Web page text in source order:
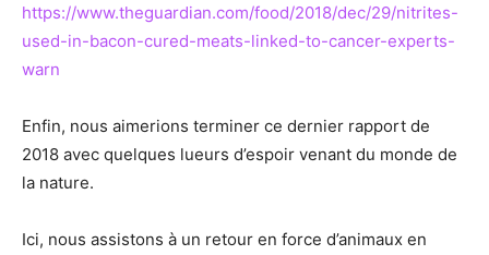
https://www.theguardian.com/food/2018/dec/29/nitrites-
used-in-bacon-cured-meats-linked-to-cancer-experts-
warn
Enfin, nous aimerions terminer ce dernier rapport de
2018 avec quelques lueurs d’espoir venant du monde de
la nature.
Ici, nous assistons à un retour en force d’animaux en